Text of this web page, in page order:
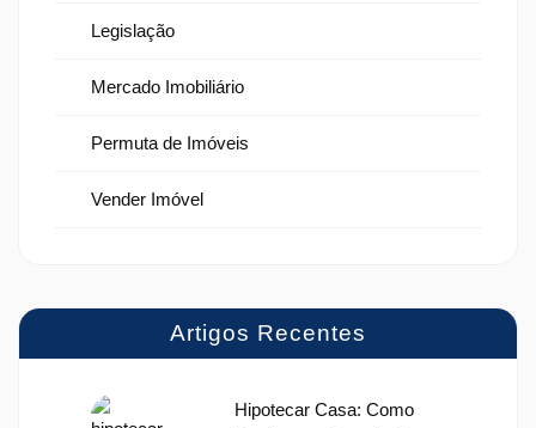
Legislação
Mercado Imobiliário
Permuta de Imóveis
Vender Imóvel
Artigos Recentes
Hipotecar Casa: Como